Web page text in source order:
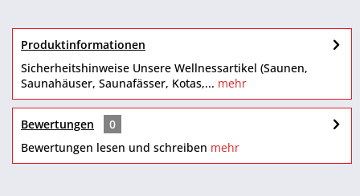
Produktinformationen
Sicherheitshinweise Unsere Wellnessartikel (Saunen,
Saunahäuser, Saunafässer, Kotas,... mehr
Bewertungen
0
Bewertungen lesen und schreiben mehr